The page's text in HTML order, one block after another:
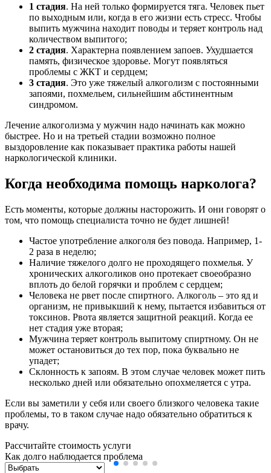
1 стадия. На ней только формируется тяга. Человек пьет
по выходным или, когда в его жизни есть стресс. Чтобы
выпить мужчина находит поводы и теряет контроль над
количеством выпитого;
2 стадия. Характерна появлением запоев. Ухудшается
память, физическое здоровье. Могут появляться
проблемы с ЖКТ и сердцем;
3 стадия. Это уже тяжелый алкоголизм с постоянными
запоями, похмельем, сильнейшим абстинентным
синдромом.
Лечение алкоголизма у мужчин надо начинать как можно
быстрее. Но и на третьей стадии возможно полное
выздоровление как показывает практика работы нашей
наркологической клиники.
Когда необходима помощь нарколога?
Есть моменты, которые должны насторожить. И они говорят о
том, что помощь специалиста точно не будет лишней!
Частое употребление алкоголя без повода. Например, 1-
2 раза в неделю;
Наличие тяжелого долго не проходящего похмелья. У
хронических алкоголиков оно протекает своеобразно
вплоть до белой горячки и проблем с сердцем;
Человека не рвет после спиртного. Алкоголь – это яд и
организм, не привыкший к нему, пытается избавиться от
токсинов. Рвота является защитной реакций. Когда ее
нет стадия уже вторая;
Мужчина теряет контроль выпитому спиртному. Он не
может остановиться до тех пор, пока буквально не
упадет;
Склонность к запоям. В этом случае человек может пить
несколько дней или обязательно опохмеляется с утра.
Если вы заметили у себя или своего близкого человека такие
проблемы, то в таком случае надо обязательно обратиться к
врачу.
Рассчитайте стоимость услуги
Как долго наблюдается проблема